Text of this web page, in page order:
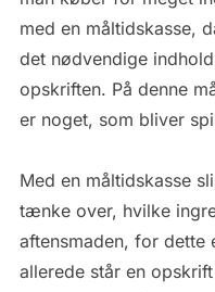
med en måltidskasse,
det nødvendige
opskriften. På denne
er noget, som bliver
Med en måltidskasse
tænke over, hvilke
aftensmaden, for dette
allerede står en